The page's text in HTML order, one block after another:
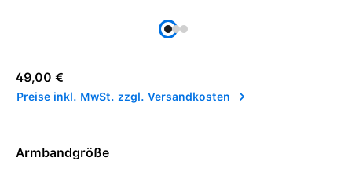
Regulärer Preis:
49,00 €
Preise inkl. MwSt. zzgl. Versandkosten
Armbandgröße